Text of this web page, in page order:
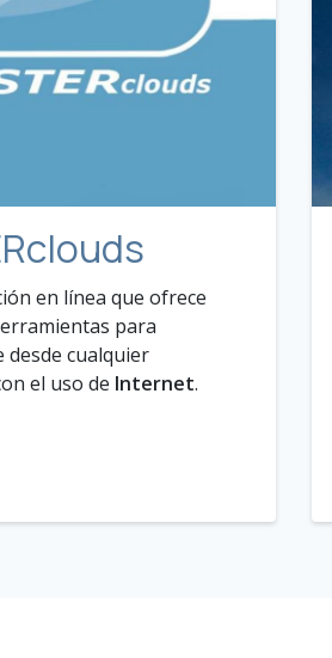
en línea que ofrece
para
desde cualquier
el uso de Internet.